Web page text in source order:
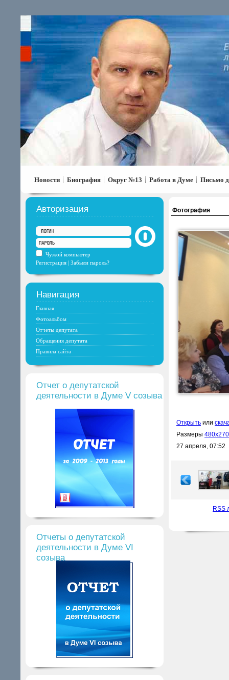
Новости Биография Округ №13 Работа в Думе Письмо
Фотография
Открыть или
Размеры 480x270
27 апреля, 07:52
RSS
Авторизация
Чужой компьютер
Регистрация | Забыли пароль?
Навигация
Главная
Фотоальбом
Отчеты депутата
Обращения депутата
Правила сайта
Отчет о депутатской
деятельности в Думе V созыва
Отчеты о депутатской
деятельности в Думе VI
созыва